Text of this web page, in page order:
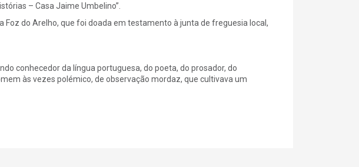
– Casa Jaime Umbelino”.
Foz do Arelho, que foi doada em testamento à junta de freguesia local,
conhecedor da língua portuguesa, do poeta, do prosador, do
às vezes polémico, de observação mordaz, que cultivava um